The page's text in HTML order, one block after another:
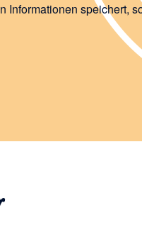
Informationen speichert,